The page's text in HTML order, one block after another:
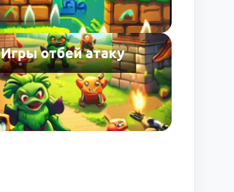
Игры отбей атаку